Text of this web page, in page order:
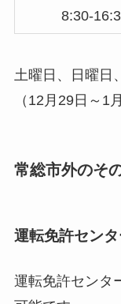
8:30-
土曜日、日曜日
（12月29日～1
常総市外のそ
運転免許センタ
運転免許センタ